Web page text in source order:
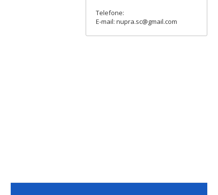
Telefone:
E-mail: nupra.sc@gmail.com